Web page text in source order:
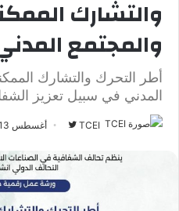
والتشارك
والمجتمع
أطر التحرك والتشارك
المدني في سبيل تعزيز
TCEI
ب
ع
أغسطس 13, 2023